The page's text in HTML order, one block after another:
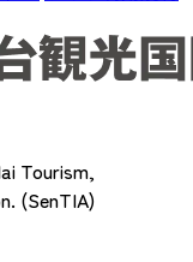
Tourism,
(SenTIA)